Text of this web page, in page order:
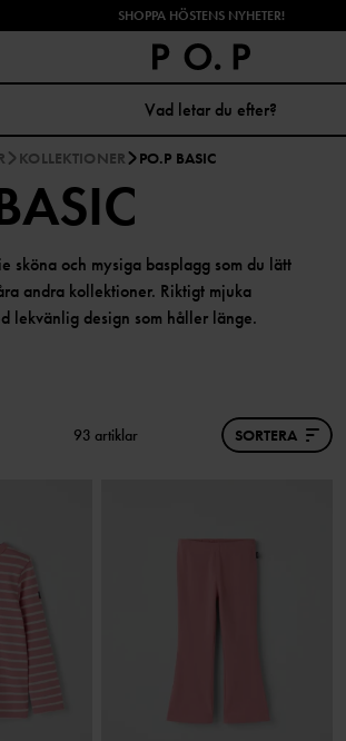
SHOPPA HÖSTENS NYHETER!
KOLLEKTIONER PO.P BASIC
sköna och mysiga basplagg som du lätt
andra kollektioner. Riktigt mjuka
lekvänlig design som håller länge.
93 artiklar SORTERA